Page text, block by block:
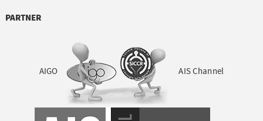
PARTNER
AIGO AIS Channel